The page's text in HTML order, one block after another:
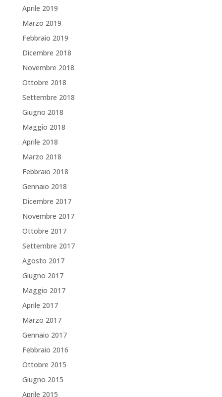
Aprile 2019
Marzo 2019
Febbraio 2019
Dicembre 2018
Novembre 2018
Ottobre 2018
Settembre 2018
Giugno 2018
Maggio 2018
Aprile 2018
Marzo 2018
Febbraio 2018
Gennaio 2018
Dicembre 2017
Novembre 2017
Ottobre 2017
Settembre 2017
Agosto 2017
Giugno 2017
Maggio 2017
Aprile 2017
Marzo 2017
Gennaio 2017
Febbraio 2016
Ottobre 2015
Giugno 2015
Aprile 2015